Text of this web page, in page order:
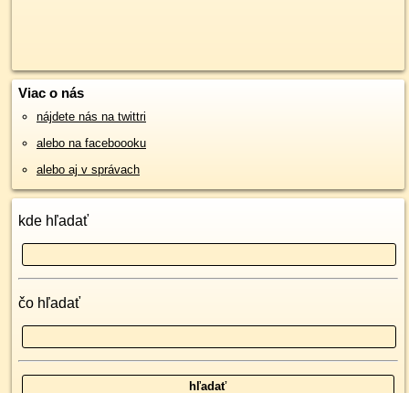
Viac o nás
nájdete nás na twittri
alebo na faceboooku
alebo aj v správach
kde hľadať
čo hľadať